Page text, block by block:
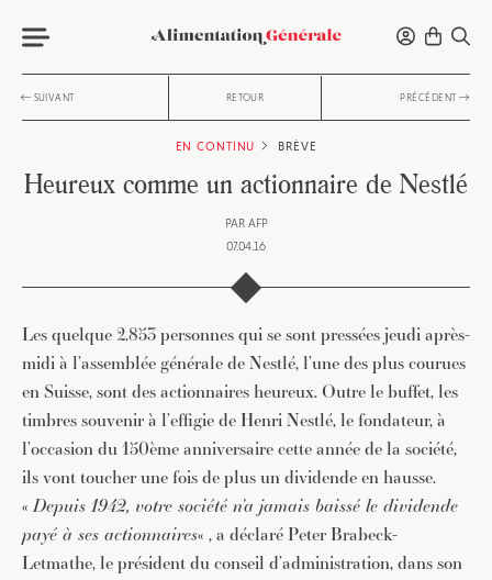
SUIVANT RETOUR PRÉCÉDENT
EN CONTINU BRÈVE
Heureux comme un actionnaire de Nestlé
PAR AFP
07.04.16
Les quelque 2.853 personnes qui se sont pressées jeudi après-
midi à l’assemblée générale de Nestlé, l’une des plus courues
en Suisse, sont des actionnaires heureux. Outre le buffet, les
timbres souvenir à l’effigie de Henri Nestlé, le fondateur, à
l’occasion du 150ème anniversaire cette année de la société,
ils vont toucher une fois de plus un dividende en hausse.
«Depuis 1942, votre société n’a jamais baissé le dividende
payé à ses actionnaires« , a déclaré Peter Brabeck-
Letmathe, le président du conseil d’administration, dans son